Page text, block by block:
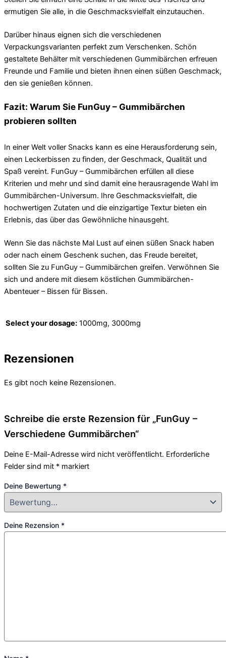
ermutigen Sie alle, in die Geschmacksvielfalt einzutauchen.
Darüber hinaus eignen sich die verschiedenen
Verpackungsvarianten perfekt zum Verschenken. Schön
gestaltete Behälter mit verschiedenen Gummibärchen erfreuen
Freunde und Familie und bieten ihnen einen süßen Geschmack,
den sie genießen können.
Fazit: Warum Sie FunGuy – Gummibärchen
probieren sollten
In einer Welt voller Snacks kann es eine Herausforderung sein,
einen Leckerbissen zu finden, der Geschmack, Qualität und
Spaß vereint. FunGuy – Gummibärchen erfüllen all diese
Kriterien und mehr und sind damit eine herausragende Wahl im
Gummibärchen-Universum. Ihre Geschmacksvielfalt, die
hochwertigen Zutaten und die einzigartige Textur bieten ein
Erlebnis, das über das Gewöhnliche hinausgeht.
Wenn Sie das nächste Mal Lust auf einen süßen Snack haben
oder nach einem Geschenk suchen, das Freude bereitet,
sollten Sie zu FunGuy – Gummibärchen greifen. Verwöhnen Sie
sich und andere mit diesem köstlichen Gummibärchen-
Abenteuer – Bissen für Bissen.
Select your dosage: 1000mg, 3000mg
Rezensionen
Es gibt noch keine Rezensionen.
Schreibe die erste Rezension für „FunGuy –
Verschiedene Gummibärchen“
Deine E-Mail-Adresse wird nicht veröffentlicht. Erforderliche
Felder sind mit * markiert
Deine Bewertung *
Deine Rezension *